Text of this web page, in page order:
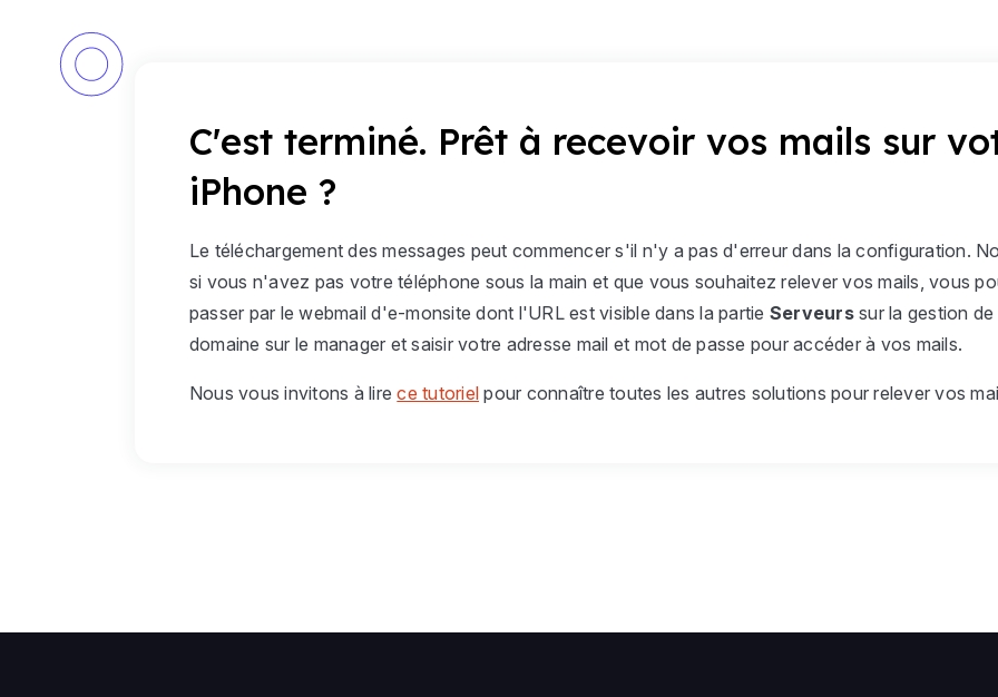
C'est terminé. Prêt à recevoir vos mails sur
iPhone ?
Le téléchargement des messages peut commencer s'il n'y a pas d'erreur dans la configuration.
si vous n'avez pas votre téléphone sous la main et que vous souhaitez relever vos mails, vous
passer par le webmail d'e-monsite dont l'URL est visible dans la partie Serveurssur la gestion
domaine sur le manager et saisir votre adresse mail et mot de passe pour accéder à vos mails.
Nous vous invitons à lirece tutoriel pour connaître toutes les autres solutions pour relever vos